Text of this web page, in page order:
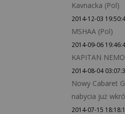
Kavnacka (Pol)
2014-12-03
MSHAA (Pol)
2014-09-06
KAPITAN NEMO
2014-08-04
Nowy Cabaret
nabycia już
2014-07-15